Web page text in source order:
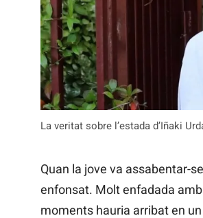
La veritat sobre l’estada d’Iñaki
Quan la jove va assabentar-
enfonsat. Molt enfadada amb
moments hauria arribat en